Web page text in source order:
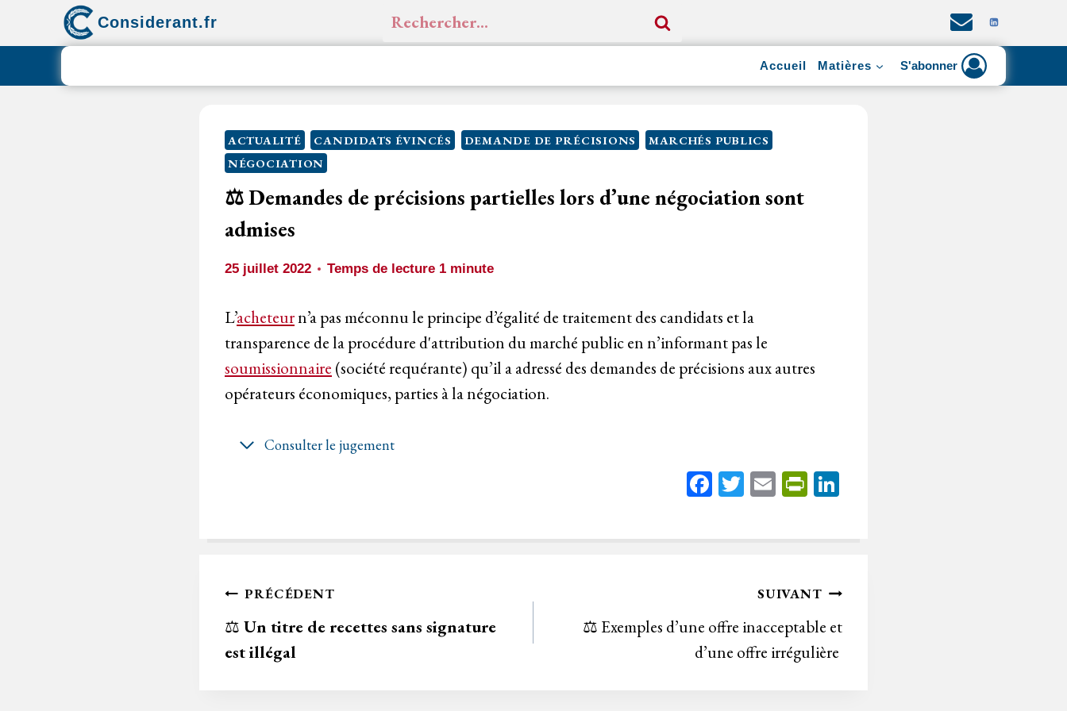
Considerant.fr Rechercher :
Accueil Matières S'abonner
ACTUALITÉ CANDIDATS ÉVINCÉS DEMANDE DE PRÉCISIONS
MARCHÉS PUBLICS
NÉGOCIATION
⚖️ Demandes de précisions partielles lors d’une négociation sont
admises
25 juillet 2022 Temps de lecture 1 minute
L’acheteurn’a pas méconnu le principe d’égalité de traitement des candidats et la
transparence de la procédure d'attribution du marché public en n’informant pas le
soumissionnaire (société requérante) qu’il a adressé des demandes de précisions aux autres
opérateurs économiques, parties à la négociation.
Consulter le jugement
Fa
bo
T
tt
E
ail
Pr
tF
n
dl
y
ed
Navigation
de
l’article
PRÉCÉDENT
⚖️ Un titre de recettes sans signature
est illégal
SUIVANT
⚖️ Exemples d’une offre inacceptable et
d’une offre irrégulière